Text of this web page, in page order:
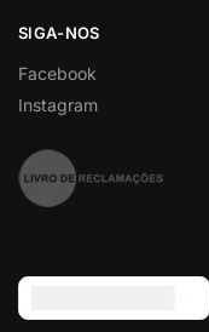
SIGA-NOS
Facebook
Instagram